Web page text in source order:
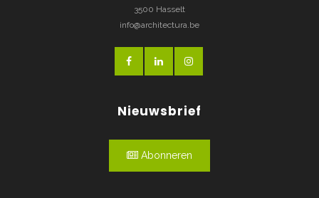
3500 Hasselt
info@architectura.be
Nieuwsbrief
Abonneren